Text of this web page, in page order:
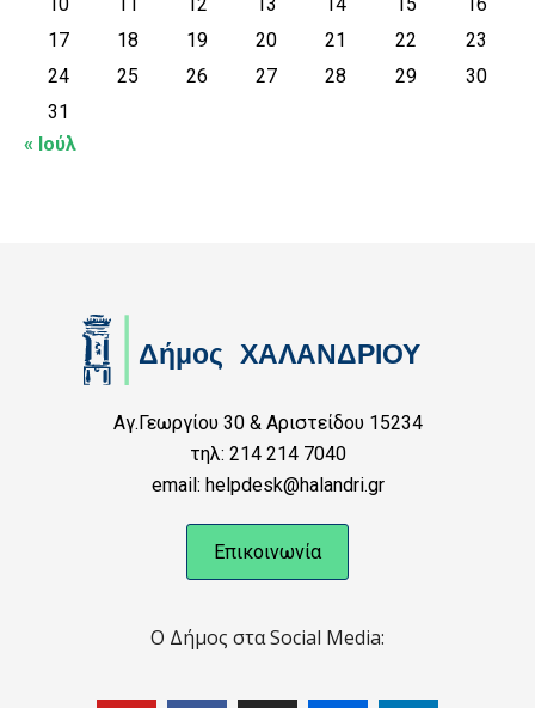
10
11 12 13 14 15
16
17
18 19 20 21 22
23
24
25 26 27 28 29
30
31
« Ιούλ
Αγ.Γεωργίου 30 & Αριστείδου 15234
τηλ: 214 214 7040
email: helpdesk@halandri.gr
Επικοινωνία
Ο Δήμος στα Social Media: